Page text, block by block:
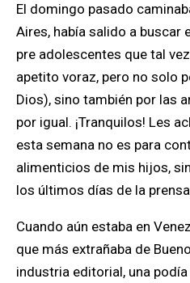
El domingo pasado caminaba por la desierta Buenos
Aires, había salido a buscar
pre adolescentes que tal
apetito voraz, pero no solo
Dios), sino también por las
por igual. ¡Tranquilos! Les
esta semana no es para
alimenticios de mis hijos,
los últimos días de la
Cuando aún estaba en
que más extrañaba de
industria editorial, una